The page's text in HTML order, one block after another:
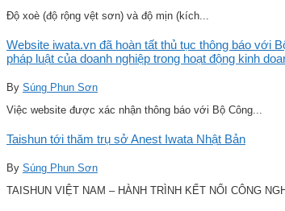
Độ xoè (độ rộng vệt sơn) và độ mịn (kích...
Website iwata.vn đã hoàn tất thủ tục thông báo với
pháp luật của doanh nghiệp trong hoạt động kinh
By Súng Phun Sơn
Việc website được xác nhận thông báo với Bộ Công...
Taishun tới thăm trụ sở Anest Iwata Nhật Bản
By Súng Phun Sơn
TAISHUN VIỆT NAM – HÀNH TRÌNH KẾT NỐI CÔNG